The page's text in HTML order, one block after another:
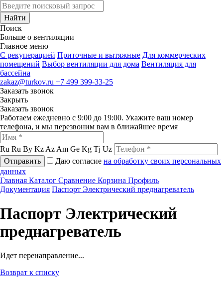
Найти
Поиск
Больше о вентиляции
Главное меню
C рекуперацией Приточные и вытяжные Для коммерческих
помещений Выбор вентиляции для дома Вентиляция для
бассейна
zakaz@turkov.ru +7 499 399-33-25
Заказать звонок
Закрыть
Заказать звонок
Работаем ежедневно с 9:00 до 19:00. Укажите ваш номер
телефона, и мы перезвоним вам в ближайшее время
Ru Ru By Kz Az Am Ge Kg Tj Uz
Отправить
Даю согласие на обработку своих персональных
данных
Главная Каталог Сравнение Корзина Профиль
Документация Паспорт Электрический преднагреватель
Паспорт Электрический
преднагреватель
Идет перенаправление...
Возврат к списку